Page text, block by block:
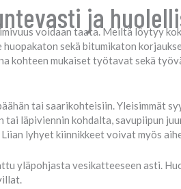
ja
voidaan taata. Meiltä löytyy
sekä bitumikaton
kohteen mukaiset työtavat sekä
tai saarikohteisiin. Yleisimmät
läpiviennin kohdalta, savupiipun
lyhyet kiinnikkeet voivat myös
yläpohjasta vesikatteeseen asti.